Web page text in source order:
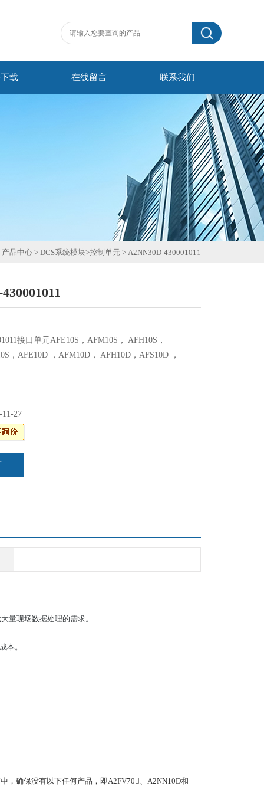
载 在线留言 联系我们
产品中心 > DCS系统模块>控制单元 > A2NN30D-430001011
接口单元AFE10S，AFM10S， AFH10S，
，AFE10D ，AFM10D， AFH10D，AFS10D ，
11-27
量现场数据处理的需求。
本。
，确保没有以下任何产品，即A2FV70、A2NN10D和